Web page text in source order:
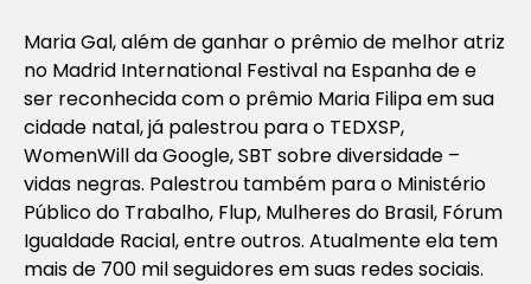
Maria Gal, além de ganhar o prêmio de melhor atriz
no Madrid International Festival na Espanha de e
ser reconhecida com o prêmio Maria Filipa em sua
cidade natal, já palestrou para o TEDXSP,
WomenWill da Google, SBT sobre diversidade –
vidas negras. Palestrou também para o Ministério
Público do Trabalho, Flup, Mulheres do Brasil, Fórum
Igualdade Racial, entre outros. Atualmente ela tem
mais de 700 mil seguidores em suas redes sociais.